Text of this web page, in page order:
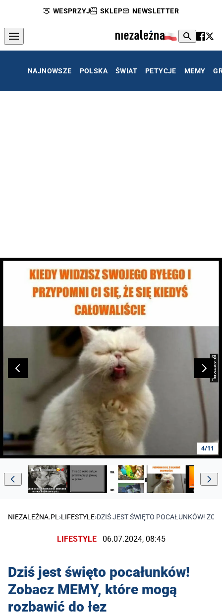
WESPRZYJ SKLEP NEWSLETTER
NAJNOWSZE POLSKA ŚWIAT PETYCJE MEMY
4/11
NIEZALEŻNA.PL›LIFESTYLE›DZIŚ JEST ŚWIĘTO POCAŁUNKÓW!
LIFESTYLE 06.07.2024, 08:45
Dziś jest święto pocałunków!
Zobacz MEMY, które mogą
rozbawić do łez